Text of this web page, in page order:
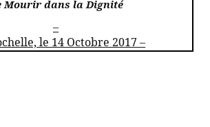
Mourir dans la Dignité
–
le 14 Octobre 2017 –